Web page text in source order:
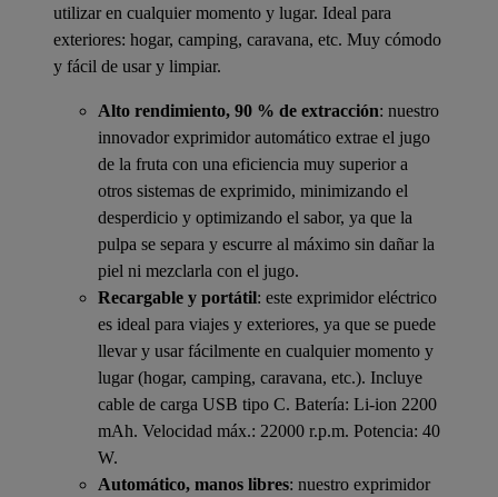
utilizar en cualquier momento y lugar. Ideal para
exteriores: hogar, camping, caravana, etc. Muy cómodo
y fácil de usar y limpiar.
Alto rendimiento, 90 % de extracción: nuestro
innovador exprimidor automático extrae el jugo
de la fruta con una eficiencia muy superior a
otros sistemas de exprimido, minimizando el
desperdicio y optimizando el sabor, ya que la
pulpa se separa y escurre al máximo sin dañar la
piel ni mezclarla con el jugo.
Recargable y portátil: este exprimidor eléctrico
es ideal para viajes y exteriores, ya que se puede
llevar y usar fácilmente en cualquier momento y
lugar (hogar, camping, caravana, etc.). Incluye
cable de carga USB tipo C. Batería: Li-ion 2200
mAh. Velocidad máx.: 22000 r.p.m. Potencia: 40
W.
Automático, manos libres: nuestro exprimidor